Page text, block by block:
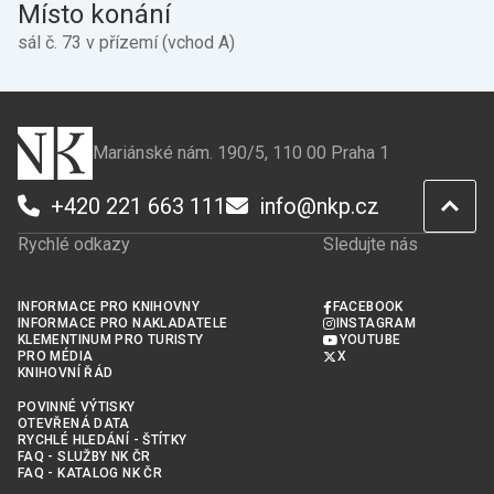
Místo konání
sál č. 73 v přízemí (vchod A)
Mariánské nám. 190/5, 110 00 Praha 1
+420 221 663 111 info@nkp.cz
Rychlé odkazy
INFORMACE PRO KNIHOVNY
INFORMACE PRO NAKLADATELE
KLEMENTINUM PRO TURISTY
PRO MÉDIA
KNIHOVNÍ ŘÁD
POVINNÉ VÝTISKY
OTEVŘENÁ DATA
RYCHLÉ HLEDÁNÍ - ŠTÍTKY
FAQ - SLUŽBY NK ČR
FAQ - KATALOG NK ČR
Sledujte nás
FACEBOOK
INSTAGRAM
YOUTUBE
X